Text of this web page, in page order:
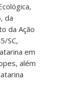
da
da Ação
SC,
em
além